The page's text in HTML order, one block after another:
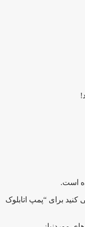
است.
کنید برای “پمپ اتابلوک